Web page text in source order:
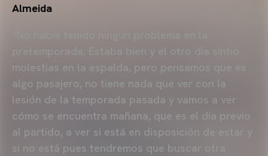
Almeida
molestias en la espalda, pero pensamos que es
algo pasajero, no tiene nada que ver con la
lesión de la temporada pasada y vamos a ver
cómo se encuentra mañana, que es el día previo
al partido, a ver si está en disposición de estar y
si no está pues tendremos que buscar otra